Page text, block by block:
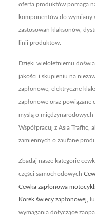
oferta produktów pomaga
komponentów do wymiany
zastosowań klaksonów,
linii produktów.
Dzięki wieloletniemu
jakości i skupieniu na
zapłonowe, elektryczne
zapłonowe oraz powiązane
myślą o
Współpracuj z Asia Traffic,
zamiennych o zaufane
Zbadaj nasze kategorie
części samochodowych
Cewka zapłonowa
Korek świecy zapłonowej ,
wymagania dotyczące